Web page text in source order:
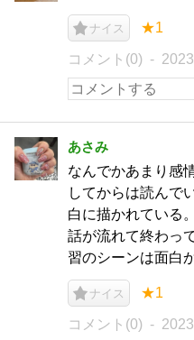
ナイス ★1
コメント(0)
あさみ
なんでかあまり感
してからは読んで
白に描かれている
話が流れて終わっ
習のシーンは面白
ナイス ★1
コメント(0)